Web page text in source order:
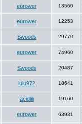
eurower 13560
eurower 12253
Swoods 29770
eurower 74960
Swoods 20487
lulu972 18641
acidlili 19160
eurower 63931